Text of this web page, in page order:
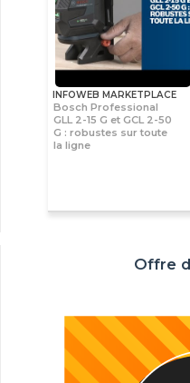
INFOWEB MARKETPLACE
Bosch Professional
GLL 2-15 G et GCL 2-50
G : robustes sur toute
la ligne
Offre